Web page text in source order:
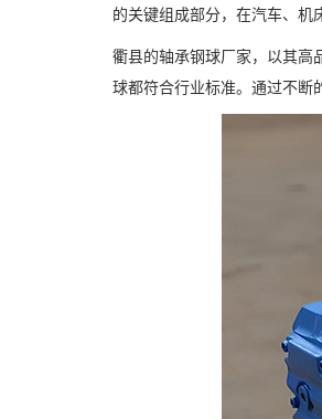
的关键组成部分，在汽车、机
衢县的轴承钢球厂家，以其高
球都符合行业标准。通过不断